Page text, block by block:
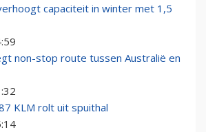
capaciteit in winter met 1,5
non-stop route tussen Australië en
KLM rolt uit spuithal